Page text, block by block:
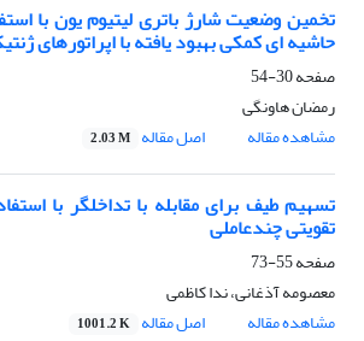
تخمین وضعیت شارژ باتری لیتیوم یون با
حاشیه‎ ای ‌کمکی بهبود یافته با اپراتورهای ژنتیک و الگوریتم ‌M-H
صفحه30-54
رمضان هاونگی
مشاهده مقاله
اصل مقاله 2.03 M
تسهیم طیف برای مقابله با تداخلگر با
تقویتی چندعاملی
صفحه55-73
معصومه آذغانی، ندا کاظمی
مشاهده مقاله
اصل مقاله 1001.2 K